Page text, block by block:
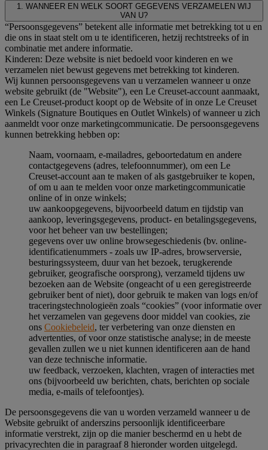
1. WANNEER EN WELK SOORT GEGEVENS VERZAMELEN WIJ
VAN U?
“Persoonsgegevens” betekent alle informatie met betrekking tot u en
die ons in staat stelt om u te identificeren, hetzij rechtstreeks of in
combinatie met andere informatie.
Kinderen: Deze website is niet bedoeld voor kinderen en we
verzamelen niet bewust gegevens met betrekking tot kinderen.
Wij kunnen persoonsgegevens van u verzamelen wanneer u onze
website gebruikt (de "Website"), een Le Creuset-account aanmaakt,
een Le Creuset-product koopt op de Website of in onze Le Creuset
Winkels (Signature Boutiques en Outlet Winkels) of wanneer u zich
aanmeldt voor onze marketingcommunicatie. De persoonsgegevens
kunnen betrekking hebben op:
Naam, voornaam, e-mailadres, geboortedatum en andere
contactgegevens (adres, telefoonnummer), om een Le
Creuset-account aan te maken of als gastgebruiker te kopen,
of om u aan te melden voor onze marketingcommunicatie
online of in onze winkels;
uw aankoopgegevens, bijvoorbeeld datum en tijdstip van
aankoop, leveringsgegevens, product- en betalingsgegevens,
voor het beheer van uw bestellingen;
gegevens over uw online browsegeschiedenis (bv. online-
identificatienummers - zoals uw IP-adres, browserversie,
besturingssysteem, duur van het bezoek, terugkerende
gebruiker, geografische oorsprong), verzameld tijdens uw
bezoeken aan de Website (ongeacht of u een geregistreerde
gebruiker bent of niet), door gebruik te maken van logs en/of
traceringstechnologieën zoals “cookies” (voor informatie over
het verzamelen van gegevens door middel van cookies, zie
ons Cookiebeleid, ter verbetering van onze diensten en
advertenties, of voor onze statistische analyse; in de meeste
gevallen zullen we u niet kunnen identificeren aan de hand
van deze technische informatie.
uw feedback, verzoeken, klachten, vragen of interacties met
ons (bijvoorbeeld uw berichten, chats, berichten op sociale
media, e-mails of telefoontjes).
De persoonsgegevens die van u worden verzameld wanneer u de
Website gebruikt of anderszins persoonlijk identificeerbare
informatie verstrekt, zijn op die manier beschermd en u hebt de
privacyrechten die in paragraaf 8 hieronder worden uitgelegd.